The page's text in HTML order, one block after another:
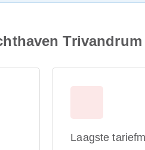
Laagste